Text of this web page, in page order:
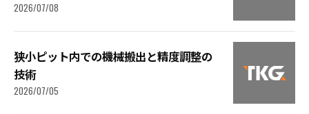
2026/07/08
狭小ピット内での機械搬出と精度調整の
技術
2026/07/05